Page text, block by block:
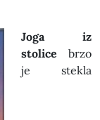
Joga iz
stolice brzo
je stekla